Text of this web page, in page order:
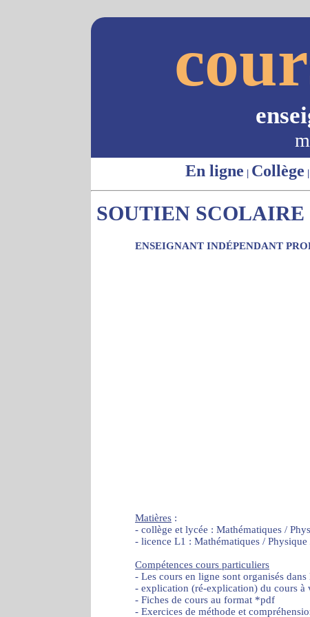
En ligne | Collège |
SOUTIEN
ENSEIGNANT INDÉPENDANT
Matières :
- collège et lycée : Mathématiques /
- licence L1 : Mathématiques /
Compétences cours particuliers
- Les cours en ligne sont organisés
- explication (ré-explication) du cours à
- Fiches de cours au format *pdf
- Exercices de méthode et